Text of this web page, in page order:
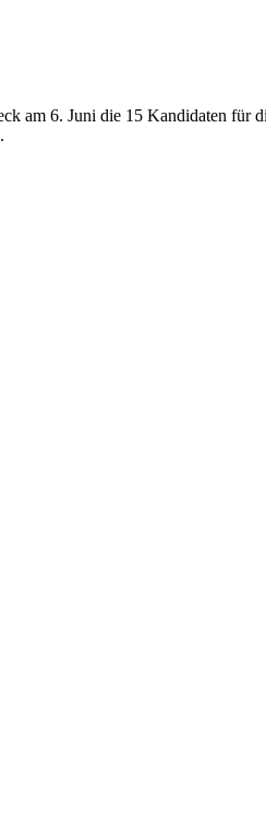
am 6. Juni die 15 Kandidaten für